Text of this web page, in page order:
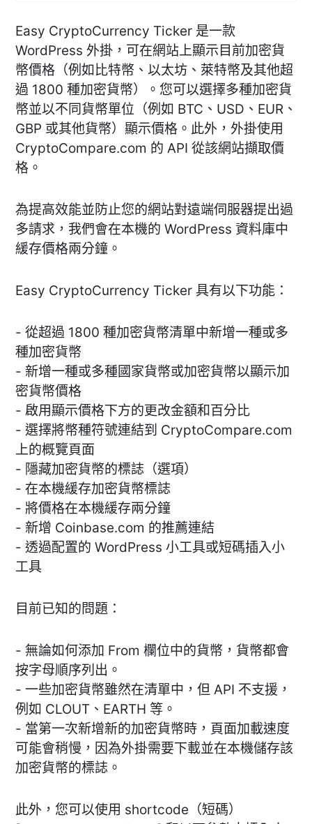
Easy CryptoCurrency Ticker 是一款
WordPress 外掛，可在網站上顯示目前加密貨
幣價格（例如比特幣、以太坊、萊特幣及其他超
過 1800 種加密貨幣）。您可以選擇多種加密貨
幣並以不同貨幣單位（例如 BTC、USD、EUR、
GBP 或其他貨幣）顯示價格。此外，外掛使用
CryptoCompare.com 的 API 從該網站擷取價
格。
為提高效能並防止您的網站對遠端伺服器提出過
多請求，我們會在本機的 WordPress 資料庫中
緩存價格兩分鐘。
Easy CryptoCurrency Ticker 具有以下功能：
- 從超過 1800 種加密貨幣清單中新增一種或多
種加密貨幣
- 新增一種或多種國家貨幣或加密貨幣以顯示加
密貨幣價格
- 啟用顯示價格下方的更改金額和百分比
- 選擇將幣種符號連結到 CryptoCompare.com
上的概覽頁面
- 隱藏加密貨幣的標誌（選項）
- 在本機緩存加密貨幣標誌
- 將價格在本機緩存兩分鐘
- 新增 Coinbase.com 的推薦連結
- 透過配置的 WordPress 小工具或短碼插入小
工具
目前已知的問題：
- 無論如何添加 From 欄位中的貨幣，貨幣都會
按字母順序列出。
- 一些加密貨幣雖然在清單中，但 API 不支援，
例如 CLOUT、EARTH 等。
- 當第一次新增新的加密貨幣時，頁面加載速度
可能會稍慢，因為外掛需要下載並在本機儲存該
加密貨幣的標誌。
此外，您可以使用 shortcode（短碼）